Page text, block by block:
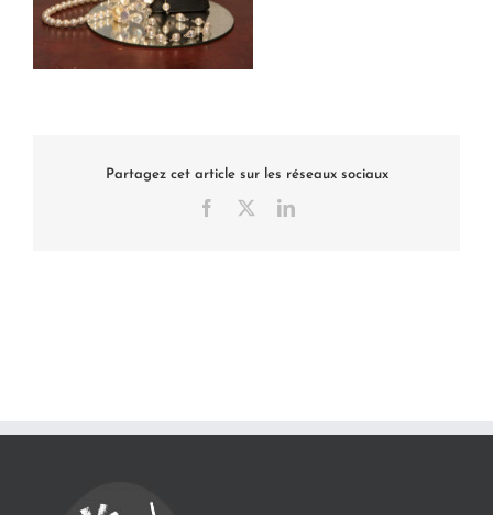
Partagez cet article sur les réseaux sociaux
Facebook LinkedIn